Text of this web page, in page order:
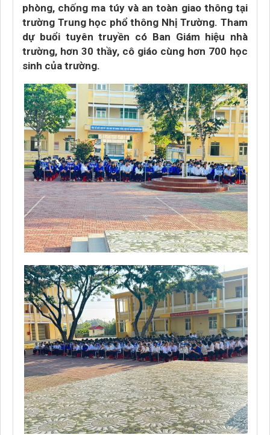
phòng, chống ma túy và an toàn giao thông tại
trường Trung học phổ thông Nhị Trường. Tham
dự buổi tuyên truyền có Ban Giám hiệu nhà
trường, hơn 30 thầy, cô giáo cùng hơn 700 học
sinh của trường.